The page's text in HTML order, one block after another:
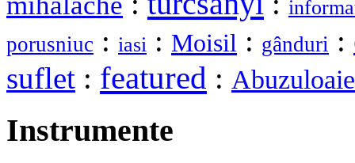
porusniuc : iasi : Moisil : gânduri :
suflet : featured : Abuzuloaie
Instrumente